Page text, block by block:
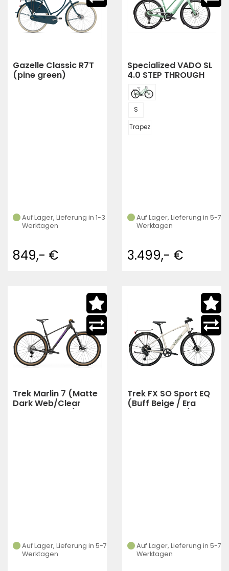
Gazelle Classic R7T
(pine green)
Auf Lager, Lieferung in 1-3
Werktagen
849,- €
Specialized VADO SL
4.0 STEP THROUGH
EQ 2
S
Trapez
Auf Lager, Lieferung in 5-7
Werktagen
3.499,- €
Trek Marlin 7 (Matte
Dark Web/Clear
Auf Lager, Lieferung in 5-7
Werktagen
Trek FX SO Sport EQ
(Buff Beige / Era
Auf Lager, Lieferung in 5-7
Werktagen